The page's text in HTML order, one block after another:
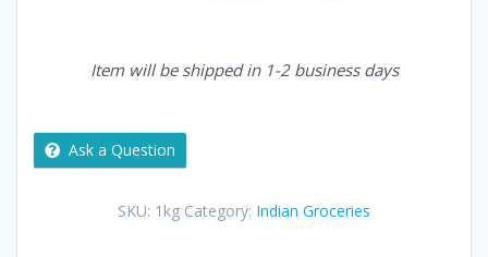
Item will be shipped in 1-2 business days
Ask a Question
SKU: 1kg Category: Indian Groceries